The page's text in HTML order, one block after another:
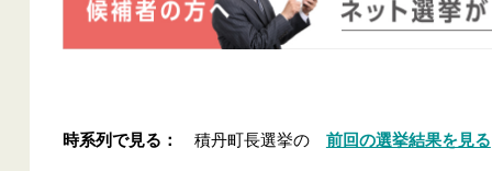
時系列で見る： 積丹町長選挙の 前回の選挙結果を見る